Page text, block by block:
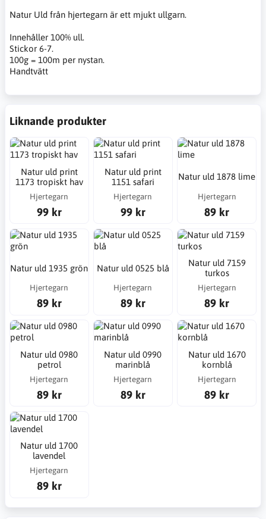
Natur Uld från hjertegarn är ett mjukt ullgarn.
Innehåller 100% ull.
Stickor 6-7.
100g = 100m per nystan.
Handtvätt
Liknande produkter
Natur uld print
1173 tropiskt hav
Hjertegarn
99 kr
Natur uld print
1151 safari
Hjertegarn
99 kr
Natur uld 1878 lime
Hjertegarn
89 kr
Natur uld 1935 grön
Hjertegarn
89 kr
Natur uld 0525 blå
Hjertegarn
89 kr
Natur uld 7159
turkos
Hjertegarn
89 kr
Natur uld 0980
petrol
Hjertegarn
89 kr
Natur uld 0990
marinblå
Hjertegarn
89 kr
Natur uld 1670
kornblå
Hjertegarn
89 kr
Natur uld 1700
lavendel
Hjertegarn
89 kr